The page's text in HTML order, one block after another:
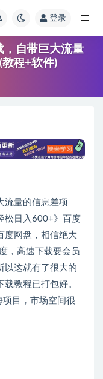
登录
，自带巨大流量
程+软件)
流量的信息差项
松日入600+》百度
度网盘，相信绝大
，高速下载要会员
以这就有了很大的
教程已打包好。
目，市场空间很